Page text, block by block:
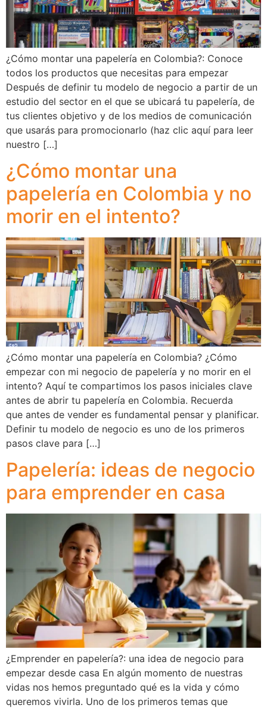
¿Cómo montar una papelería en Colombia?: Conoce
todos los productos que necesitas para empezar
Después de definir tu modelo de negocio a partir de un
estudio del sector en el que se ubicará tu papelería, de
tus clientes objetivo y de los medios de comunicación
que usarás para promocionarlo (haz clic aquí para leer
nuestro […]
¿Cómo montar una
papelería en Colombia y no
morir en el intento?
¿Cómo montar una papelería en Colombia? ¿Cómo
empezar con mi negocio de papelería y no morir en el
intento? Aquí te compartimos los pasos iniciales clave
antes de abrir tu papelería en Colombia. Recuerda
que antes de vender es fundamental pensar y planificar.
Definir tu modelo de negocio es uno de los primeros
pasos clave para […]
Papelería: ideas de negocio
para emprender en casa
¿Emprender en papelería?: una idea de negocio para
empezar desde casa En algún momento de nuestras
vidas nos hemos preguntado qué es la vida y cómo
queremos vivirla. Uno de los primeros temas que